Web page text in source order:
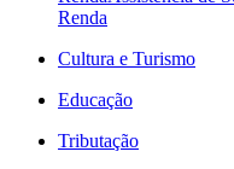
Renda
Cultura e Turismo
Educação
Tributação